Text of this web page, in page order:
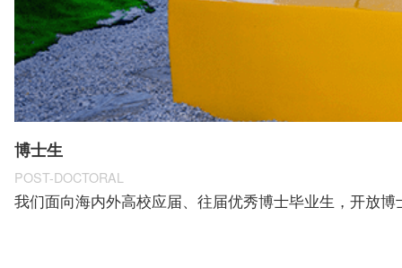
博士生
POST-DOCTORAL
我们⾯向海内外⾼校应届、往届优秀博⼠毕业⽣，开放